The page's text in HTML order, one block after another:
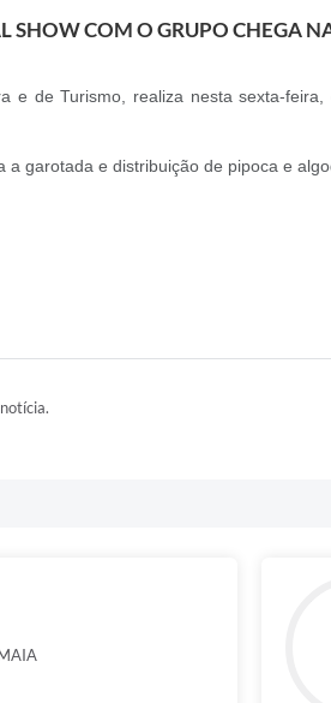
SHOW COM O GRUPO CHEGA
e de Turismo, realiza nesta sexta-
garotada e distribuição de pipoca e